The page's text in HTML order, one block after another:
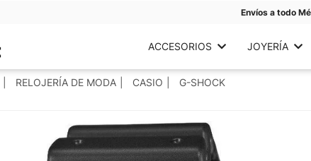
Envíos a todo
ACCESORIOS JOYERÍA
RELOJERÍA DE MODA CASIO G-SHOCK